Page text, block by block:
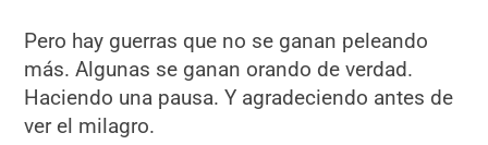
Pero hay guerras que no se ganan peleando
más. Algunas se ganan orando de verdad.
Haciendo una pausa. Y agradeciendo antes de
ver el milagro.